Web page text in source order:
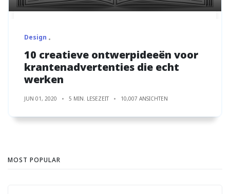
Design
10 creatieve ontwerpideeën voor
krantenadvertenties die echt
werken
JUN 01, 2020 5 MIN. LESEZEIT 10,007 ANSICHTEN
MOST POPULAR